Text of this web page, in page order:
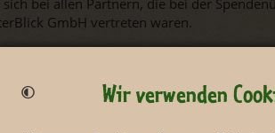
bei allen Partnern, die bei der
GmbH vertreten waren.
ist ein fester Bestandteil der
Leipzig/Halle vor fast 15 Jahren
Region. „Die große Mehrheit unserer
und auch wir als Unternehmen sind uns
wissen wir, dass man mit vereinten
Wir verwenden